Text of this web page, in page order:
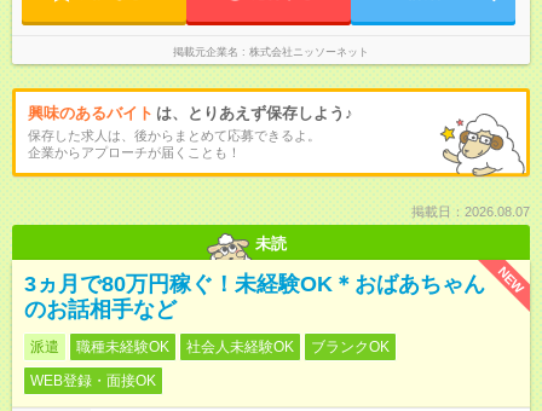
掲載元企業名 株式会社ニッソーネット
興味のあるバイト は、とりあえず保存しよう♪
保存した求人は、後からまとめて応募できるよ。
企業からアプローチが届くことも！
掲載日：2026.08.07
未読
NEW
3ヵ月で80万円稼ぐ！未経験OK＊おばあちゃん
のお話相手など
派遣 職種未経験OK 社会人未経験OK
ブランクOK
WEB登録・面接OK